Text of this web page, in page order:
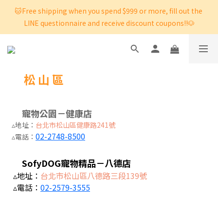
🐱Free shipping when you spend $999 or more, fill out the
LINE questionnaire and receive discount coupons!!🐶
松 山 區
寵物公園－健康店
▵地址： 台北市松山區健康路241號
▵電話： 02-2748-8500
SofyDOG寵物精品－八德店
▵地址： 台北市松山區八德路三段139號
▵電話： 02-2579-3555